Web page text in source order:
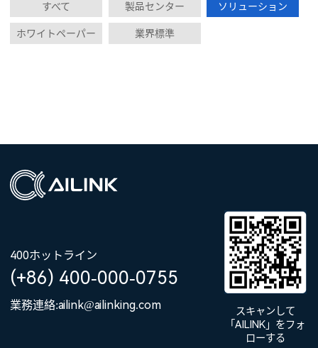
すべて 製品センター ソリューション
ホワイトペーパー 業界標準
400ホットライン
(+86) 400-000-0755
業務連絡:ailink@ailinking.com
スキャンして
「AILINK」をフォ
ローする